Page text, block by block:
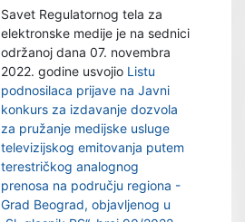
Savet Regulatornog tela za
elektronske medije je na sednici
održanoj dana 07. novembra
2022. godine usvojio Listu
podnosilaca prijave na Javni
konkurs za izdavanje dozvola
za pružanje medijske usluge
televizijskog emitovanja putem
terestričkog analognog
prenosa na području regiona -
Grad Beograd, objavljenog u